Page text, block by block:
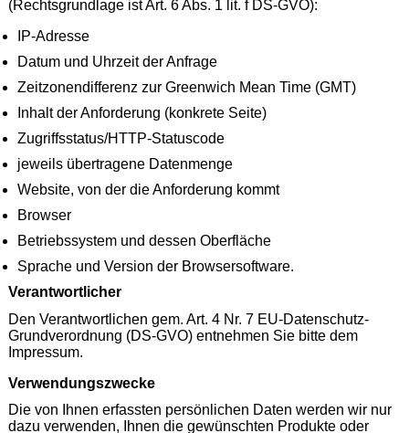
(Rechtsgrundlage ist Art. 6 Abs. 1 lit. f DS-GVO):
IP-Adresse
Datum und Uhrzeit der Anfrage
Zeitzonendifferenz zur Greenwich Mean Time (GMT)
Inhalt der Anforderung (konkrete Seite)
Zugriffsstatus/HTTP-Statuscode
jeweils übertragene Datenmenge
Website, von der die Anforderung kommt
Browser
Betriebssystem und dessen Oberfläche
Sprache und Version der Browsersoftware.
Verantwortlicher
Den Verantwortlichen gem. Art. 4 Nr. 7 EU-Datenschutz-
Grundverordnung (DS-GVO) entnehmen Sie bitte dem
Impressum.
Verwendungszwecke
Die von Ihnen erfassten persönlichen Daten werden wir nur
dazu verwenden, Ihnen die gewünschten Produkte oder